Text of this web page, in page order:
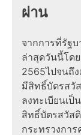
ผ่าน
จากการที่รัฐ
ล่าสุดวันนี้โด
2565ไปจนถึ
มีสิทธิ์บัตรสวั
ลงทะเบียนเป็
สิทธิ์บัตรสวัส
กระทรวงกา